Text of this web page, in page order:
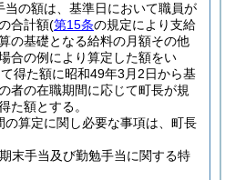
当の額は、基準日において職員が
合計額(第15条の規定により支給
の基礎となる給料の月額その他
合の例により算定した額をい
得た額に昭和49年3月2日から基
者の在職期間に応じて町長が規
た額とする。
の算定に関し必要な事項は、町長
末手当及び勤勉手当に関する特